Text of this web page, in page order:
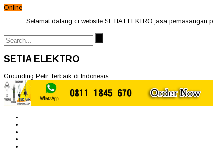
Online
Selamat datang di website SETIA ELEKTRO jasa pemasangan
SETIA ELEKTRO
Grounding Petir Terbaik di Indonesia